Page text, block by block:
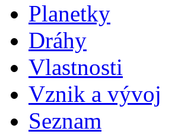
Planetky
Dráhy
Vlastnosti
Vznik a vývoj
Seznam